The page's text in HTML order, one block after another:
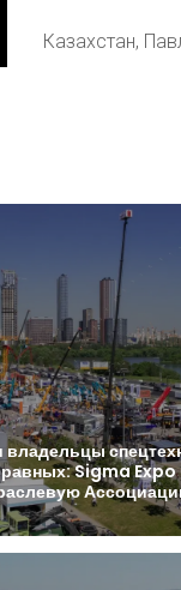
Казахстан,
владельцы
равных:SigmaExpo